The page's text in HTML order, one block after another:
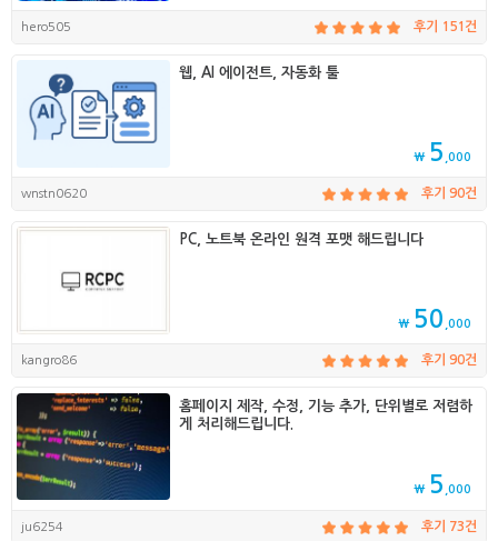
hero505 후기 151건
웹, AI 에이전트, 자동화 툴
₩ 5 ,000
wnstn0620 후기 90건
PC, 노트북 온라인 원격 포맷 해드립니다
₩ 50 ,000
kangro86 후기 90건
홈페이지 제작, 수정, 기능 추가, 단위별로 저렴하
게 처리해드립니다.
₩ 5 ,000
ju6254 후기 73건